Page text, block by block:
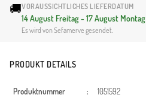
🚚VORAUSSICHTLICHES LIEFERDATUM
14 August Freitag - 17 August Montag
Es wird von Sefamerve gesendet.
PRODUKT DETAILS
Produktnummer :
1051592